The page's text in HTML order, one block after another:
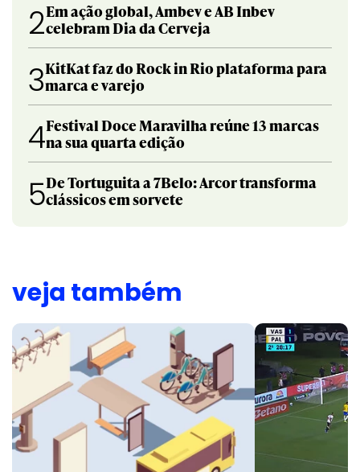
2Em ação global, Ambev e AB Inbev
celebram Dia da Cerveja
3KitKat faz do Rock in Rio plataforma para
marca e varejo
4Festival Doce Maravilha reúne 13 marcas
na sua quarta edição
5De Tortuguita a 7Belo: Arcor transforma
clássicos em sorvete
veja também